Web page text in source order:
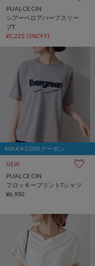
PUAL CE CIN
シアーベロアハーフスリー
ブT
¥5,225 (5%OFF)
MAX￥2,000クーポン
NEW
PUAL CE CIN
フロッキープリントTシャツ
¥6,930